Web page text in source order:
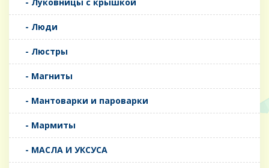
- Люди
- Люстры
- Магниты
- Мантоварки и пароварки
- Мармиты
- МАСЛА И УКСУСА